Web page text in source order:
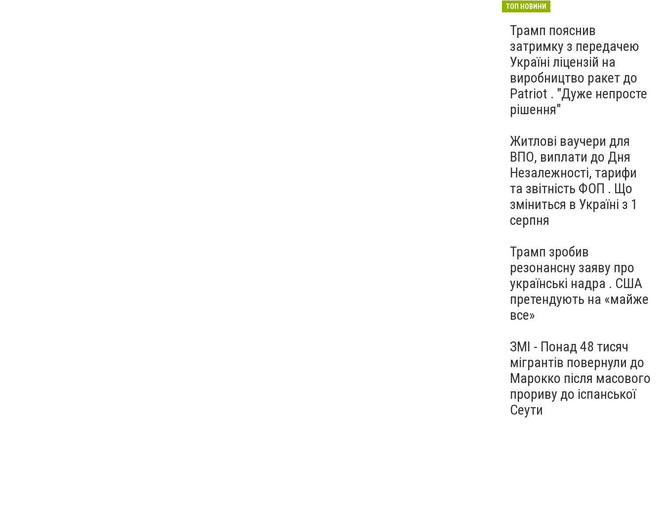
ТОП НОВИНИ
Трамп пояснив
затримку з передачею
Україні ліцензій на
виробництво ракет до
Patriot . "Дуже непросте
рішення"
Житлові ваучери для
ВПО, виплати до Дня
Незалежності, тарифи
та звітність ФОП . Що
зміниться в Україні з 1
серпня
Трамп зробив
резонансну заяву про
українські надра . США
претендують на «майже
все»
ЗМІ - Понад 48 тисяч
мігрантів повернули до
Марокко після масового
прориву до іспанської
Сеути